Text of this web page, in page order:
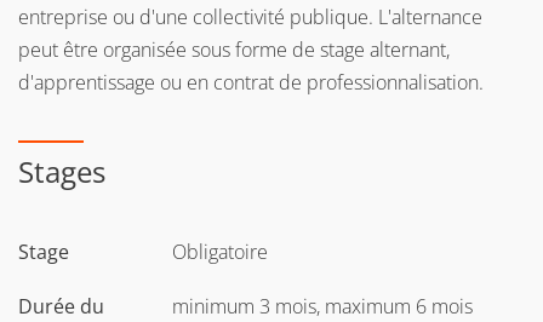
entreprise ou d'une collectivité publique. L'alternance
peut être organisée sous forme de stage alternant,
d'apprentissage ou en contrat de professionnalisation.
Stages
Stage Obligatoire
Durée du
minimum 3 mois, maximum 6 mois